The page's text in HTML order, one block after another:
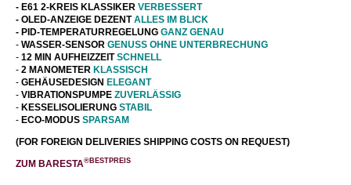
- E61 2-KREIS KLASSIKER VERBESSERT
- OLED-ANZEIGE DEZENTALLES IM BLICK
- PID-TEMPERATURREGELUNG GANZ GENAU
- WASSER-SENSOR GENUSS OHNE UNTERBRECHUNG
- 12 MIN AUFHEIZZEITSCHNELL
- 2 MANOMETER KLASSISCH
- GEHÄUSEDESIGN ELEGANT
- VIBRATIONSPUMPE ZUVERLÄSSIG
- KESSELISOLIERUNG STABIL
- ECO-MODUS SPARSAM
(FOR FOREIGN DELIVERIES SHIPPING COSTS ON REQUEST)
ZUM BARESTA®BESTPREIS